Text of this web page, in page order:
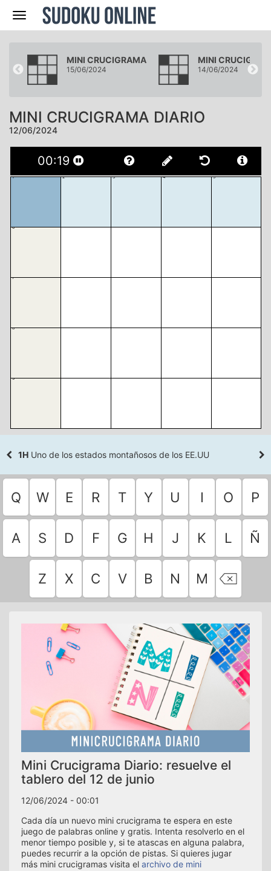
Navegación
MINI CRUCIGRAMA
15/06/2024
MINI
14/06/2024
MINI CRUCIGRAMA DIARIO
12/06/2024
00:20
1 2 3 4 5
6
7
8
9
1H Uno de los estados montañosos de los EE.UU
Q W E R T Y U I O P
A S D F G H J K L Ñ
Z X C V B N M
Mini Crucigrama Diario: resuelve el
tablero del 12 de junio
12/06/2024 - 00:01
Cada día un nuevo mini crucigrama te espera en este
juego de palabras online y gratis. Intenta resolverlo en el
menor tiempo posible y, si te atascas en alguna palabra,
puedes recurrir a la opción de pistas. Si quieres jugar
más mini crucigramas visita el archivo de mini